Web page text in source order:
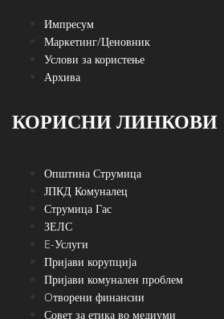
Импресум
Маркетинг/Ценовник
Услови за користење
Архива
КОРИСНИ ЛИНКОВИ
Општина Струмица
ЈПКД Комуналец
Струмица Гас
ЗЕЛС
E-Услуги
Пријави корупција
Пријави комунален проблем
Oтворени финансии
Совет за етика во медиуми